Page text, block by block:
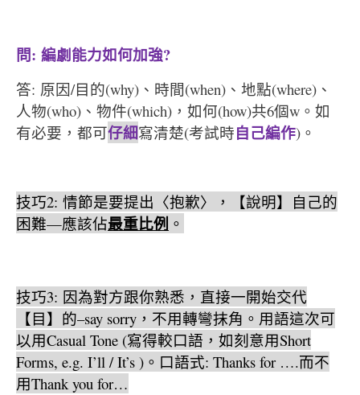
問: 編劇能力如何加強?
答: 原因/目的(why)、時間(when)、地點(where)、
人物(who)、物件(which)，如何(how)共6個w。如
有必要，都可仔細寫清楚(考試時自己編作)。
技巧2: 情節是要提出〈抱歉〉，【說明】自己的
困難—應該佔最重比例 。
技巧3: 因為對方跟你熟悉，直接一開始交代
【目】的–say sorry ，不用轉彎抹角。用語這次可
以用Casual Tone (寫得較口語，如刻意用Short
Forms, e.g. I’ll / It’s ) 。口語式: Thanks for ….而不
用Thank you for…